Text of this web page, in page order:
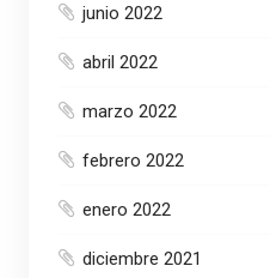
junio 2022
abril 2022
marzo 2022
febrero 2022
enero 2022
diciembre 2021